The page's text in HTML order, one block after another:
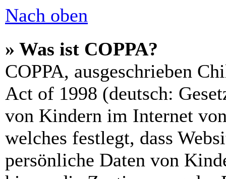
Nach oben
» Was ist COPPA?
COPPA, ausgeschrieben
Act of 1998 (deutsch:
von Kindern im Internet
welches festlegt, dass
persönliche Daten von